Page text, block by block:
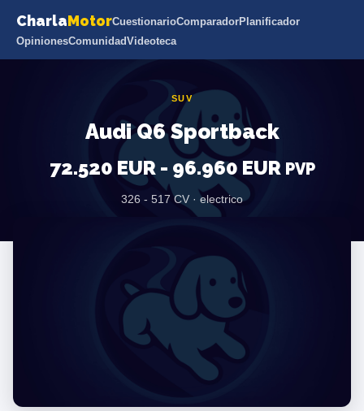
CharlaMotorCuestionarioComparadorPlanificador
OpinionesComunidadVideoteca
SUV
Audi Q6 Sportback
72.520 EUR - 96.960 EUR PVP
326 - 517 CV · electrico